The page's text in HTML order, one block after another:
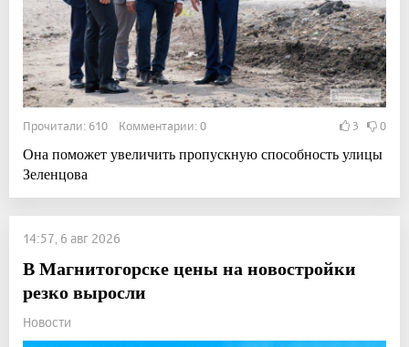
Прочитали: 610 Комментарии: 0 3 0
Она поможет увеличить пропускную способность улицы
Зеленцова
14:57, 6 авг 2026
В Магнитогорске цены на новостройки
резко выросли
Новости